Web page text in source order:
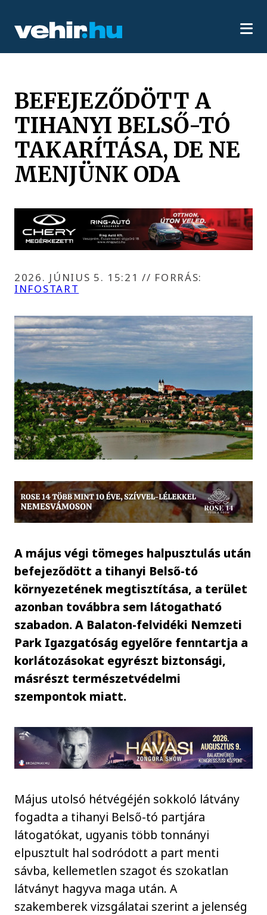
BEFEJEZŐDÖTT A
TIHANYI BELSŐ-TÓ
TAKARÍTÁSA, DE NE
MENJÜNK ODA
2026. JÚNIUS 5. 15:21// FORRÁS:
INFOSTART
A május végi tömeges halpusztulás után
befejeződött a tihanyi Belső-tó
környezetének megtisztítása, a terület
azonban továbbra sem látogatható
szabadon. A Balaton-felvidéki Nemzeti
Park Igazgatóság egyelőre fenntartja a
korlátozásokat egyrészt biztonsági,
másrészt természetvédelmi
szempontok miatt.
Május utolsó hétvégéjén sokkoló látvány
fogadta a tihanyi Belső-tó partjára
látogatókat, ugyanis több tonnányi
elpusztult hal sodródott a part menti
sávba, kellemetlen szagot és szokatlan
látványt hagyva maga után. A
szakemberek vizsgálatai szerint a jelenség